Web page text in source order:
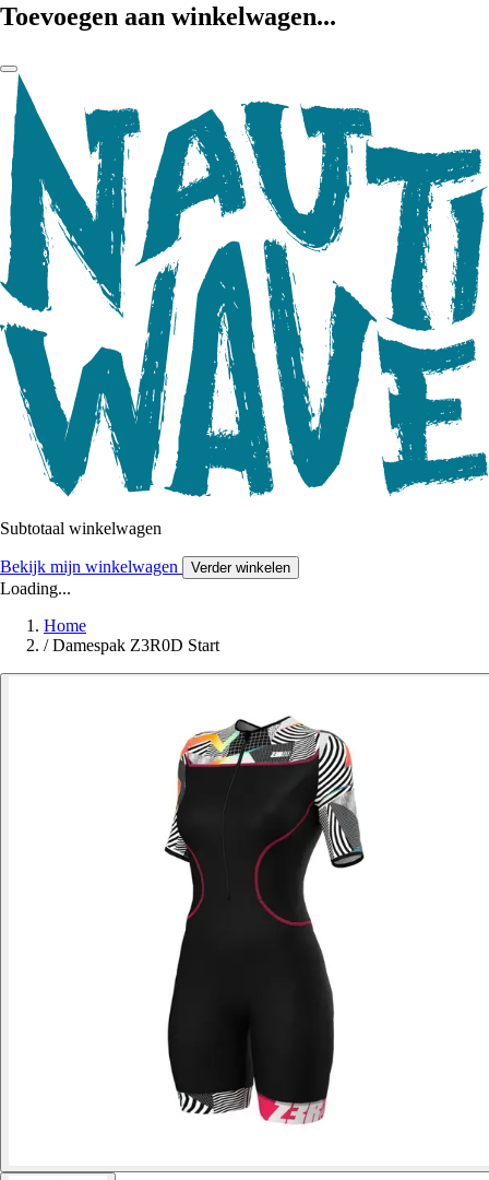
Toevoegen aan winkelwagen...
Subtotaal winkelwagen
Bekijk mijn winkelwagen Verder winkelen
Loading...
Home
/ Damespak Z3R0D Start